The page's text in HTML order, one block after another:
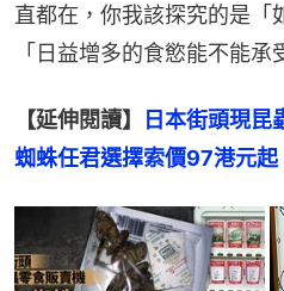
直都在，你我該探究的是「
「日益增多的食慾能不能
【延伸閱讀】
日本街頭現昆
蜘蛛任君選擇索價97港元起